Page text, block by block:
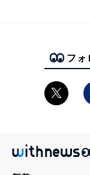
フォ